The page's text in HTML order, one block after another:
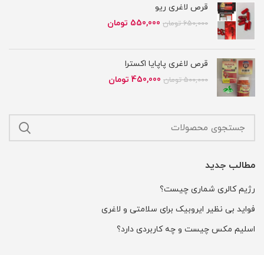
قرص لاغری ریو
650,000 تومان قیمت
550,000 تومان
قرص لاغری پاپایا اکسترا
500,000 تومان قیمت
بود.
450,000 تومان
است.
مطالب جدید
رژیم کالری شماری چیست؟
فواید بی نظیر ایروبیک برای سلامتی و لاغری
اسلیم مکس چیست و چه کاربردی دارد؟